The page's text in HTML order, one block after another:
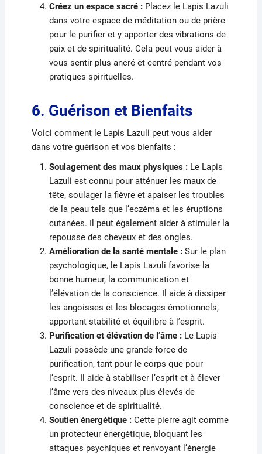
Créez un espace sacré :Placez le Lapis Lazuli
dans votre espace de méditation ou de prière
pour le purifier et y apporter des vibrations de
paix et de spiritualité. Cela peut vous aider à
vous sentir plus ancré et centré pendant vos
pratiques spirituelles.
6. Guérison et Bienfaits
Voici comment le Lapis Lazuli peut vous aider
dans votre guérison et vos bienfaits :
Soulagement des maux physiques :Le Lapis
Lazuli est connu pour atténuer les maux de
tête, soulager la fièvre et apaiser les troubles
de la peau tels que l’eczéma et les éruptions
cutanées. Il peut également aider à stimuler la
repousse des cheveux et des ongles.
Amélioration de la santé mentale :Sur le plan
psychologique, le Lapis Lazuli favorise la
bonne humeur, la communication et
l’élévation de la conscience. Il aide à dissiper
les angoisses et les blocages émotionnels,
apportant stabilité et équilibre à l’esprit.
Purification et élévation de l’âme :Le Lapis
Lazuli possède une grande force de
purification, tant pour le corps que pour
l’esprit. Il aide à stabiliser l’esprit et à élever
l’âme vers des niveaux plus élevés de
conscience et de spiritualité.
Soutien énergétique :Cette pierre agit comme
un protecteur énergétique, bloquant les
attaques psychiques et renvoyant l’énergie